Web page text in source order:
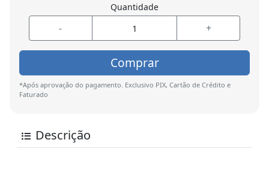
Quantidade
- +
Comprar
*Após aprovação do pagamento. Exclusivo PIX, Cartão de Crédito e
Faturado
Descrição